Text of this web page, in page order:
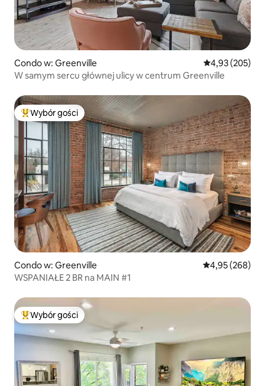
Condo w: Greenville Średnia
4,93 (205)
W samym sercu głównej ulicy w centrum Greenville
Najpopularniejsze z kategorii Wybór gości
Wybór gości
Condo w: Greenville Średnia
4,95 (268)
WSPANIAŁE 2 BR na MAIN #1
Najpopularniejsze z kategorii Wybór gości
Wybór gości